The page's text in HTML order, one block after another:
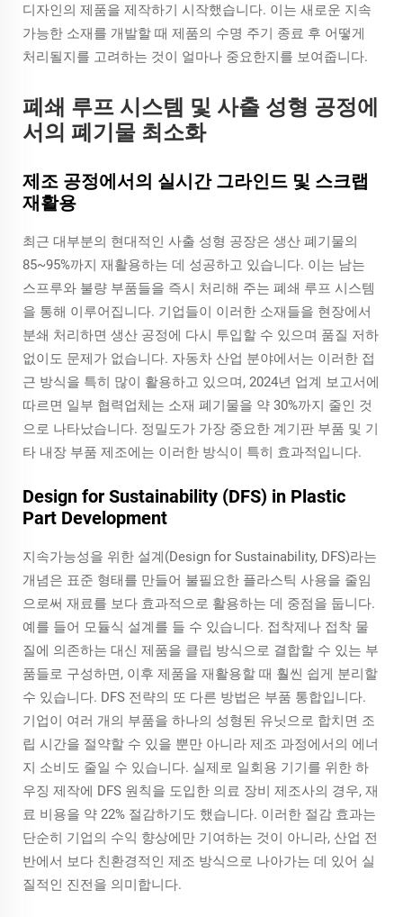
디자인의 제품을 제작하기 시작했습니다. 이는 새로운 지속
가능한 소재를 개발할 때 제품의 수명 주기 종료 후 어떻게
처리될지를 고려하는 것이 얼마나 중요한지를 보여줍니다.
폐쇄 루프 시스템 및 사출 성형 공정에
서의 폐기물 최소화
제조 공정에서의 실시간 그라인드 및 스크랩
재활용
최근 대부분의 현대적인 사출 성형 공장은 생산 폐기물의
85~95%까지 재활용하는 데 성공하고 있습니다. 이는 남는
스프루와 불량 부품들을 즉시 처리해 주는 폐쇄 루프 시스템
을 통해 이루어집니다. 기업들이 이러한 소재들을 현장에서
분쇄 처리하면 생산 공정에 다시 투입할 수 있으며 품질 저하
없이도 문제가 없습니다. 자동차 산업 분야에서는 이러한 접
근 방식을 특히 많이 활용하고 있으며, 2024년 업계 보고서에
따르면 일부 협력업체는 소재 폐기물을 약 30%까지 줄인 것
으로 나타났습니다. 정밀도가 가장 중요한 계기판 부품 및 기
타 내장 부품 제조에는 이러한 방식이 특히 효과적입니다.
Design for Sustainability (DFS) in Plastic
Part Development
지속가능성을 위한 설계(Design for Sustainability, DFS)라는
개념은 표준 형태를 만들어 불필요한 플라스틱 사용을 줄임
으로써 재료를 보다 효과적으로 활용하는 데 중점을 둡니다.
예를 들어 모듈식 설계를 들 수 있습니다. 접착제나 접착 물
질에 의존하는 대신 제품을 클립 방식으로 결합할 수 있는 부
품들로 구성하면, 이후 제품을 재활용할 때 훨씬 쉽게 분리할
수 있습니다. DFS 전략의 또 다른 방법은 부품 통합입니다.
기업이 여러 개의 부품을 하나의 성형된 유닛으로 합치면 조
립 시간을 절약할 수 있을 뿐만 아니라 제조 과정에서의 에너
지 소비도 줄일 수 있습니다. 실제로 일회용 기기를 위한 하
우징 제작에 DFS 원칙을 도입한 의료 장비 제조사의 경우, 재
료 비용을 약 22% 절감하기도 했습니다. 이러한 절감 효과는
단순히 기업의 수익 향상에만 기여하는 것이 아니라, 산업 전
반에서 보다 친환경적인 제조 방식으로 나아가는 데 있어 실
질적인 진전을 의미합니다.